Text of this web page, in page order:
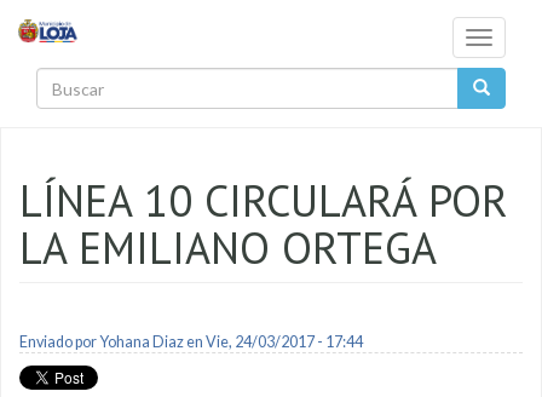
Toggle
LÍNEA 10 CIRCULARÁ POR
LA EMILIANO ORTEGA
Enviado porYohana Diazen Vie, 24/03/2017 - 17:44